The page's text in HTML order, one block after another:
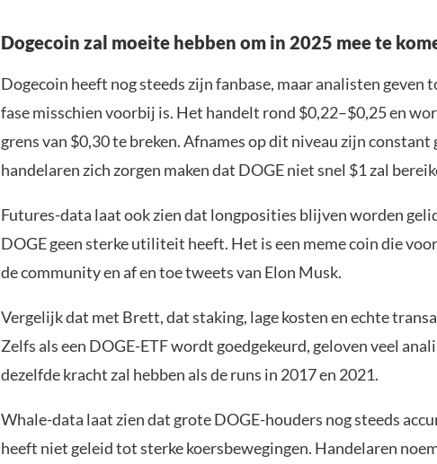
Dogecoin zal moeite hebben om in 2025 mee te
Dogecoin heeft nog steeds zijn fanbase, maar analisten geven
fase misschien voorbij is. Het handelt rond $0,22–$0,25 en
grens van $0,30 te breken. Afnames op dit niveau zijn
handelaren zich zorgen maken dat DOGE niet snel $1 zal
Futures-data laat ook zien dat longposities blijven worden
DOGE geen sterke utiliteit heeft. Het is een meme coin die
de community en af en toe tweets van Elon Musk.
Vergelijk dat met Brett, dat staking, lage kosten en echte
Zelfs als een DOGE-ETF wordt goedgekeurd, geloven veel
dezelfde kracht zal hebben als de runs in 2017 en 2021.
Whale-data laat zien dat grote DOGE-houders nog steeds
heeft niet geleid tot sterke koersbewegingen. Handelaren